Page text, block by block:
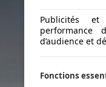
Publicités et
performance
d’audience et
Fonctions